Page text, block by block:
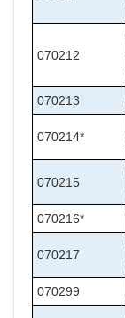
070212
070213
070214*
070215
070216*
070217
070299